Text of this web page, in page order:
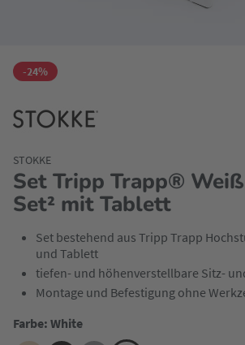
-24%
Set Tripp Trapp®
Set² mit Tablett
STOKKE
Set bestehend aus Tripp Trapp
und Tablett
tiefen- und höhenverstellbare Sitz-
Montage und Befestigung ohne
Farbe: White